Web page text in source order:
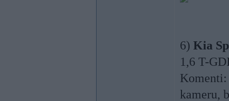
6) Kia
1,6 T-
Komenti:
kameru,